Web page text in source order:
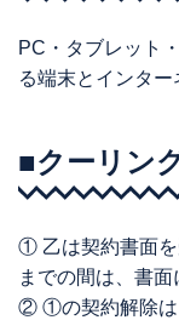
PC・タブレット
る端末とインター
■クーリン
① 乙は契約書面を
までの間は、書面
② ①の契約解除は